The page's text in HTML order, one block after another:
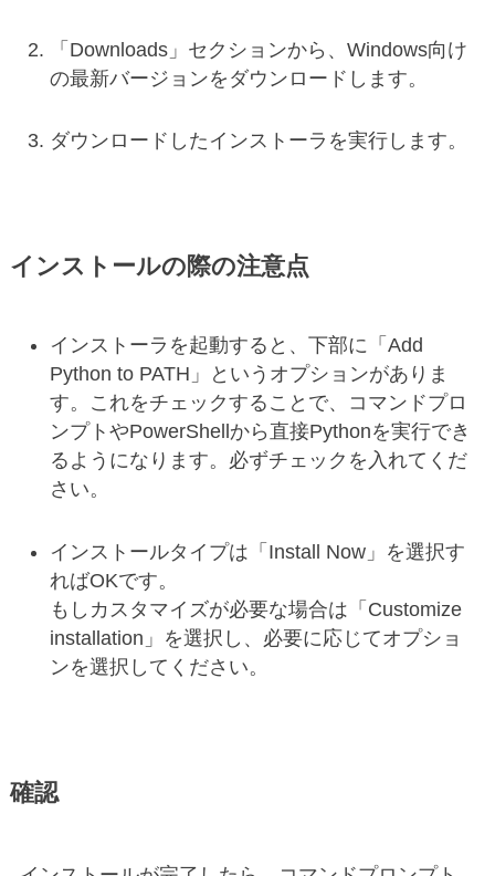
「Downloads」セクションから、Windows向け
の最新バージョンをダウンロードします。
ダウンロードしたインストーラを実行します。
インストールの際の注意点
インストーラを起動すると、下部に「Add
Python to PATH」というオプションがありま
す。これをチェックすることで、コマンドプロ
ンプトやPowerShellから直接Pythonを実行でき
るようになります。必ずチェックを入れてくだ
さい。
インストールタイプは「Install Now」を選択す
ればOKです。
もしカスタマイズが必要な場合は「Customize
installation」を選択し、必要に応じてオプショ
ンを選択してください。
確認